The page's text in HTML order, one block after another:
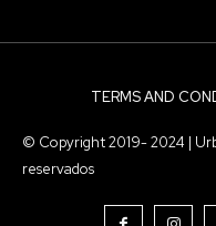
TERMS AND
© Copyright 2019- 2024 |
reservados